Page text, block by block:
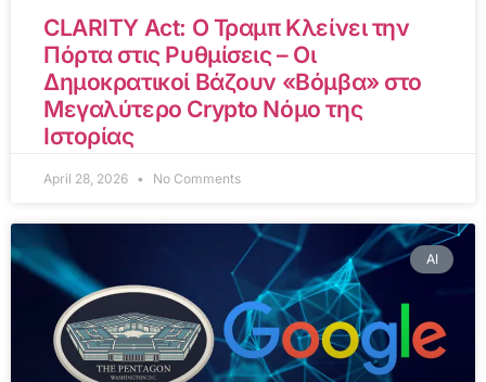
CLARITY Act: Ο Τραμπ Κλείνει την
Πόρτα στις Ρυθμίσεις – Οι
Δημοκρατικοί Βάζουν «Βόμβα» στο
Μεγαλύτερο Crypto Νόμο της
Ιστορίας
April 28, 2026 No Comments
AI